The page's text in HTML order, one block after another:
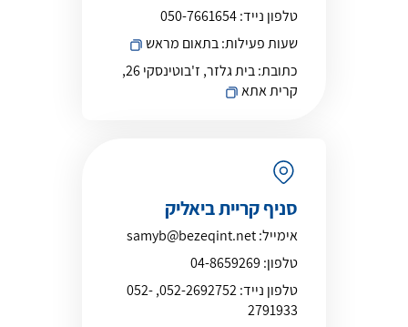
טלפון נייד:050-7661654
שעות פעילות:בתאום מראש
כתובת:
בית גלזר, ז'בוטינסקי 26,
קרית אתא
סניף קריית ביאליק
אימייל:samyb@bezeqint.net
טלפון: 04-8659269
טלפון נייד:
052-2692752, 052-
2791933